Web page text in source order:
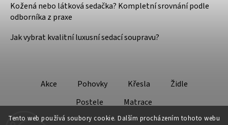
Tento web používá soubory cookie. Dalším procházením tohoto webu
Kožená nebo látková sedačka? Kompletní srovnání podle
odborníka z praxe
Jak vybrat kvalitní luxusní sedací soupravu?
Akce Pohovky Křesla
Židle
Postele
Matrace